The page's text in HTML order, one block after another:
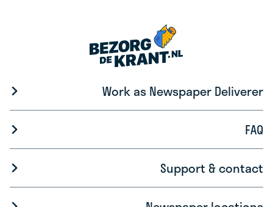
Work as Newspaper Deliverer
FAQ
Support & contact